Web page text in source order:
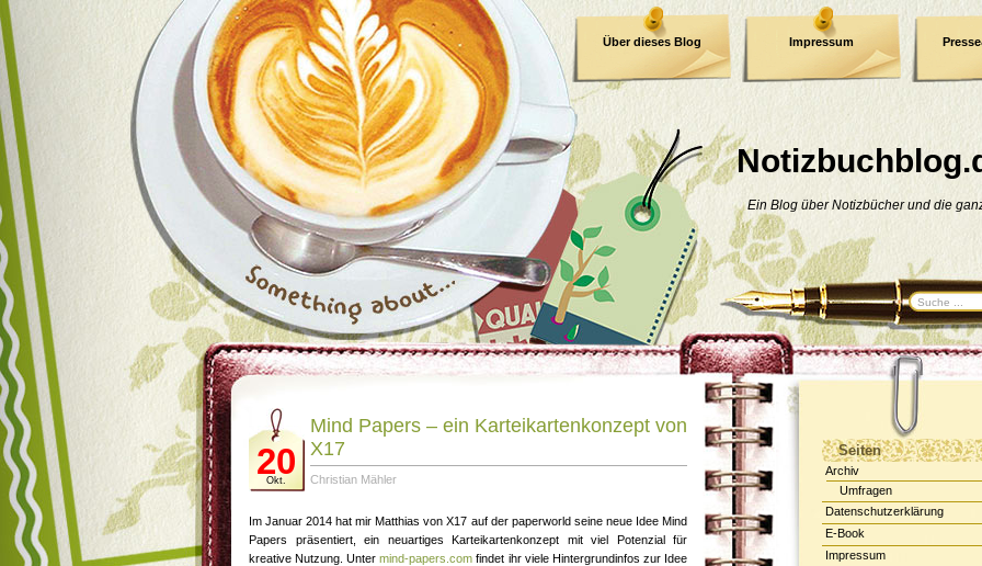
Ein Blog über Notizbücher und die
Über dieses Blog Impressum
Datenschutzerklärung
Seiten
Archiv
Umfragen
Datenschutzerklärung
E-Book
Impressum
20
Okt.
Mind Papers – ein Karteikartenkonzept von
X17
Christian Mähler
Im Januar 2014 hat mir Matthias von X17 auf der paperworld seine neue Idee Mind
Papers präsentiert, ein neuartiges Karteikartenkonzept mit viel Potenzial für
kreative Nutzung. Untermind-papers.com findet ihr viele Hintergrundinfos zur Idee